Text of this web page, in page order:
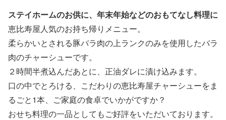
ステイホームのお供に、年末年始などのおもてなし料理に
恵比寿屋人気のお持ち帰りメニュー。
柔らかいとされる豚バラ肉の上ランクのみを使用したバラ
肉のチャーシューです。
２時間半煮込んだあとに、正油ダレに漬け込みます。
口の中でとろける、こだわりの恵比寿屋チャーシューをま
るごと1本、ご家庭の食卓でいかがですか？
おせち料理の一品としてもご好評をいただいております。